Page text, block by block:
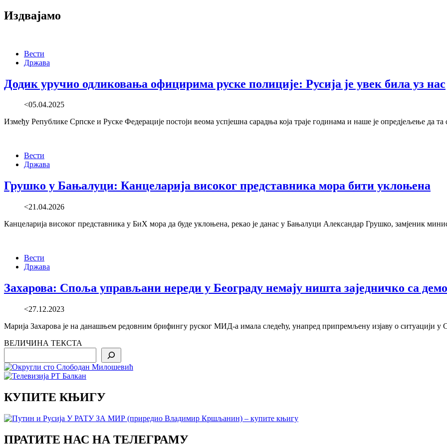
Издвајамо
Вести
Држава
Додик уручио одликовања официрима руске полиције: Русија је увек била уз нас
<05.04.2025
Између Републике Српске и Руске Федерације постоји веома успјешна сарадња која траје годинама и наше је опредјељење да
Вести
Држава
Грушко у Бањалуци: Канцеларија високог представника мора бити уклоњена
<21.04.2026
Канцеларија високог представника у БиХ мора да буде уклоњена, рекао је данас у Бањалуци Александар Грушко, замјеник
Вести
Држава
Захарова: Споља управљани нереди у Београду немају ништа заједничко са
<27.12.2023
Марија Захарова је на данашњем редовним брифингу руског МИД-а имала следећу, унапред припремљену изјаву о
ВЕЛИЧИНА ТЕКСТА
КУПИТЕ КЊИГУ
ПРАТИТЕ НАС НА ТЕЛЕГРАМУ